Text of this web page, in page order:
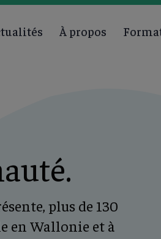
À propos
plus de 130
en Wallonie et à